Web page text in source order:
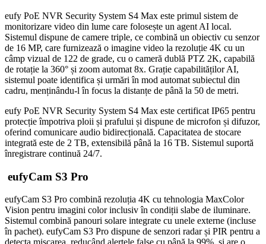
eufy PoE NVR Security System S4 Max este primul sistem de
monitorizare video din lume care folosește un agent AI local.
Sistemul dispune de camere triple, ce combină un obiectiv cu senzor
de 16 MP, care furnizează o imagine video la rezoluție 4K cu un
câmp vizual de 122 de grade, cu o cameră dublă PTZ 2K, capabilă
de rotație la 360° și zoom automat 8x. Grație capabilităților AI,
sistemul poate identifica și urmări în mod automat subiectul din
cadru, menținându-l în focus la distanțe de până la 50 de metri.
eufy PoE NVR Security System S4 Max este certificat IP65 pentru
protecție împotriva ploii și prafului și dispune de microfon și difuzor,
oferind comunicare audio bidirecțională. Capacitatea de stocare
integrată este de 2 TB, extensibilă până la 16 TB. Sistemul suportă
înregistrare continuă 24/7.
eufyCam S3 Pro
eufyCam S3 Pro combină rezoluția 4K cu tehnologia MaxColor
Vision pentru imagini color inclusiv în condiții slabe de iluminare.
Sistemul combină panouri solare integrate cu unele externe (incluse
în pachet). eufyCam S3 Pro dispune de senzori radar și PIR pentru a